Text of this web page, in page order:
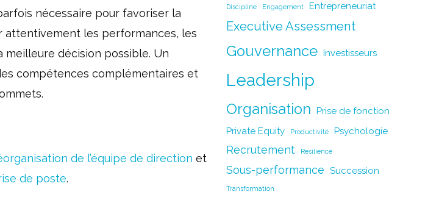
nécessaire pour favoriser la
attentivement les performances, les
décision possible. Un
compétences complémentaires et
anisation de l’équipe de direction et
de poste.
Discipline Engagement Entrepreneuriat
Executive Assessment
Gouvernance Investisseurs
Leadership
Organisation Prise de fonction
Private Equity
Productivité Psychologie
Recrutement Resilience
Sous-performance Succession
Transformation